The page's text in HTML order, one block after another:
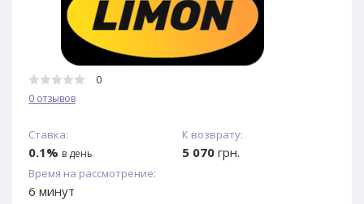
0
0 отзывов
Ставка:
0.1% в день
К возврату:
5 070 грн.
Время на рассмотрение:
6 минут